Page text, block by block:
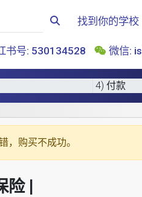
找到你的学校
书号: 530134528 微信:
4) 付款
，购买不成功。
|